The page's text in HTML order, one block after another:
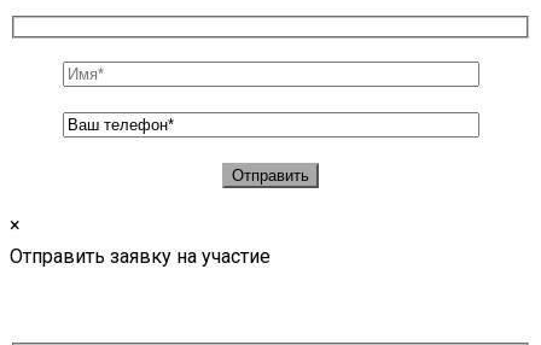
×
Отправить заявку на участие